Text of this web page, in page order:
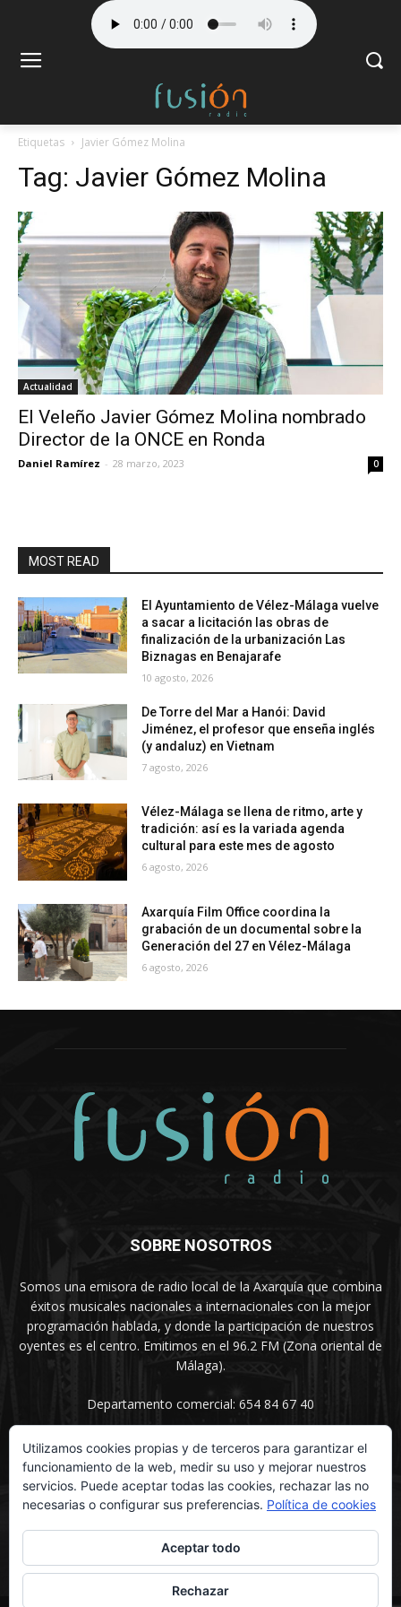
Etiquetas Javier Gómez Molina
Tag: Javier Gómez Molina
Actualidad
El Veleño Javier Gómez Molina nombrado
Director de la ONCE en Ronda
Daniel Ramírez - 28 marzo, 2023 0
MOST READ
El Ayuntamiento de Vélez-Málaga vuelve
a sacar a licitación las obras de
finalización de la urbanización Las
Biznagas en Benajarafe
10 agosto, 2026
De Torre del Mar a Hanói: David
Jiménez, el profesor que enseña inglés
(y andaluz) en Vietnam
7 agosto, 2026
Vélez-Málaga se llena de ritmo, arte y
tradición: así es la variada agenda
cultural para este mes de agosto
6 agosto, 2026
Axarquía Film Office coordina la
grabación de un documental sobre la
Generación del 27 en Vélez-Málaga
6 agosto, 2026
SOBRE NOSOTROS
Somos una emisora de radio local de la Axarquía que combina
éxitos musicales nacionales a internacionales con la mejor
programación hablada, y donde la participación de nuestros
oyentes es el centro. Emitimos en el 96.2 FM (Zona oriental de
Málaga).
Departamento comercial: 654 84 67 40
SÍGUENOS
Utilizamos cookies propias y de terceros para garantizar el
funcionamiento de la web, medir su uso y mejorar nuestros
servicios. Puede aceptar todas las cookies, rechazar las no
necesarias o configurar sus preferencias. Política de cookies
Aceptar todo
Rechazar